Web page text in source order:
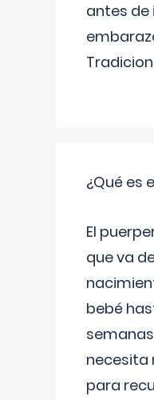
antes de
¿Qué es
El
que va
bebé
necesita
para